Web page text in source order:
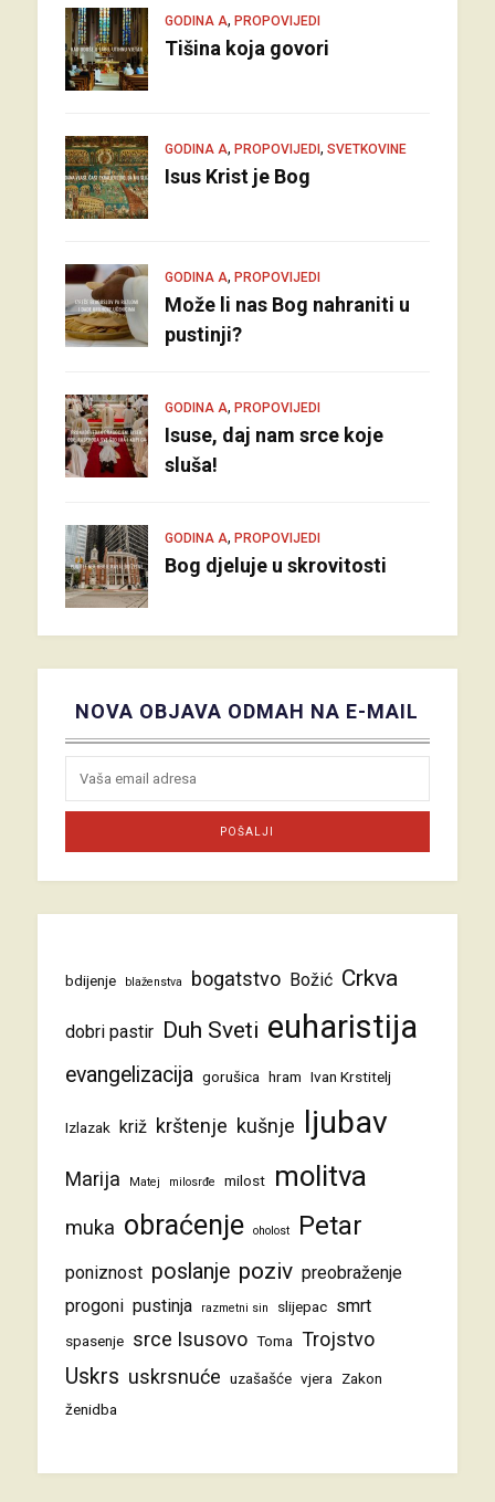
GODINA A, PROPOVIJEDI
Tišina koja govori
GODINA A, PROPOVIJEDI, SVETKOVINE
Isus Krist je Bog
GODINA A, PROPOVIJEDI
Može li nas Bog nahraniti u
pustinji?
GODINA A, PROPOVIJEDI
Isuse, daj nam srce koje
sluša!
GODINA A, PROPOVIJEDI
Bog djeluje u skrovitosti
NOVA OBJAVA ODMAH NA E-MAIL
bdijenje blaženstva bogatstvo Božić Crkva
dobri pastir Duh Sveti euharistija
evangelizacija gorušica hram Ivan Krstitelj
Izlazak križ krštenje kušnje ljubav
Marija Matej milosrđe milost molitva
muka obraćenje oholost Petar
poniznost poslanje poziv preobraženje
progoni pustinja razmetni sin slijepac smrt
spasenje srce Isusovo Toma Trojstvo
Uskrs uskrsnuće uzašašće vjera
Zakon
ženidba